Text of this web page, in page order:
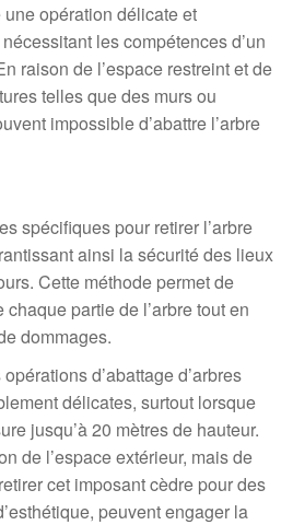
une opération délicate et
les compétences d’un
raison de l’espace restreint et de
telles que des murs ou
impossible d’abattre l’arbre
spécifiques pour retirer l’arbre
ainsi la sécurité des lieux
Cette méthode permet de
partie de l’arbre tout en
dommages.
d’abattage d’arbres
délicates, surtout lorsque
jusqu’à 20 mètres de hauteur.
de l’espace extérieur, mais de
cet imposant cèdre pour des
peuvent engager la